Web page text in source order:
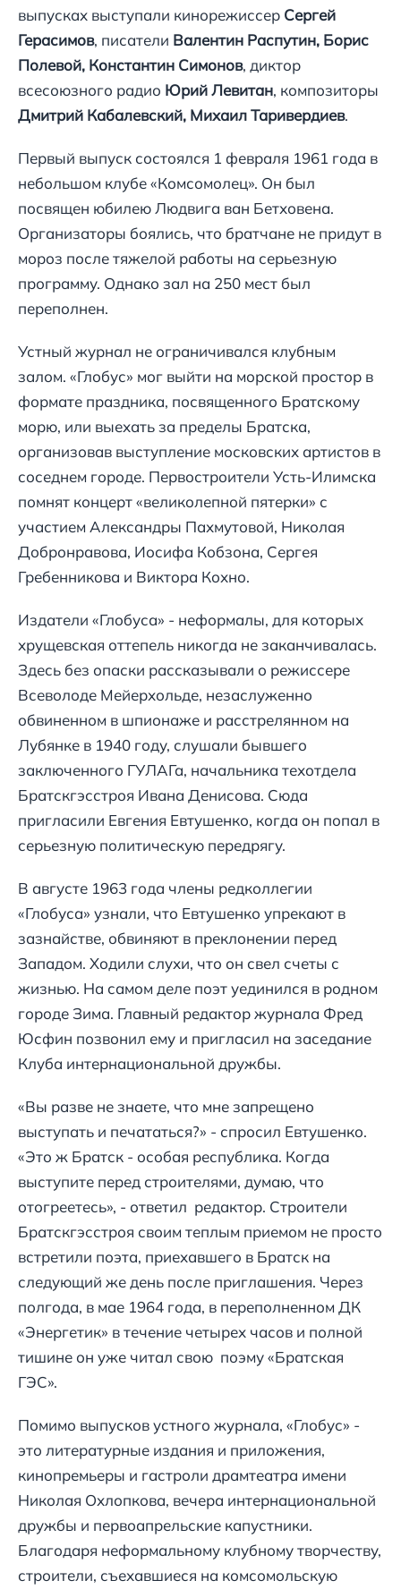
выпусках выступали кинорежиссер Сергей
Герасимов, писатели Валентин Распутин, Борис
Полевой, Константин Симонов, диктор
всесоюзного радио Юрий Левитан, композиторы
Дмитрий Кабалевский, Михаил Таривердиев.
Первый выпуск состоялся 1 февраля 1961 года в
небольшом клубе «Комсомолец». Он был
посвящен юбилею Людвига ван Бетховена.
Организаторы боялись, что братчане не придут в
мороз после тяжелой работы на серьезную
программу. Однако зал на 250 мест был
переполнен.
Устный журнал не ограничивался клубным
залом. «Глобус» мог выйти на морской простор в
формате праздника, посвященного Братскому
морю, или выехать за пределы Братска,
организовав выступление московских артистов в
соседнем городе. Первостроители Усть-Илимска
помнят концерт «великолепной пятерки» с
участием Александры Пахмутовой, Николая
Добронравова, Иосифа Кобзона, Сергея
Гребенникова и Виктора Кохно.
Издатели «Глобуса» - неформалы, для которых
хрущевская оттепель никогда не заканчивалась.
Здесь без опаски рассказывали о режиссере
Всеволоде Мейерхольде, незаслуженно
обвиненном в шпионаже и расстрелянном на
Лубянке в 1940 году, слушали бывшего
заключенного ГУЛАГа, начальника техотдела
Братскгэсстроя Ивана Денисова. Сюда
пригласили Евгения Евтушенко, когда он попал в
серьезную политическую передрягу.
В августе 1963 года члены редколлегии
«Глобуса» узнали, что Евтушенко упрекают в
зазнайстве, обвиняют в преклонении перед
Западом. Ходили слухи, что он свел счеты с
жизнью. На самом деле поэт уединился в родном
городе Зима. Главный редактор журнала Фред
Юсфин позвонил ему и пригласил на заседание
Клуба интернациональной дружбы.
«Вы разве не знаете, что мне запрещено
выступать и печататься?» - спросил Евтушенко.
«Это ж Братск - особая республика. Когда
выступите перед строителями, думаю, что
отогреетесь», - ответил редактор. Строители
Братскгэсстроя своим теплым приемом не просто
встретили поэта, приехавшего в Братск на
следующий же день после приглашения. Через
полгода, в мае 1964 года, в переполненном ДК
«Энергетик» в течение четырех часов и полной
тишине он уже читал свою поэму «Братская
ГЭС».
Помимо выпусков устного журнала, «Глобус» -
это литературные издания и приложения,
кинопремьеры и гастроли драмтеатра имени
Николая Охлопкова, вечера интернациональной
дружбы и первоапрельские капустники.
Благодаря неформальному клубному творчеству,
строители, съехавшиеся на комсомольскую